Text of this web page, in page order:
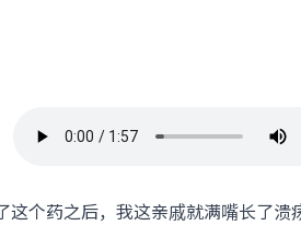
这个药之后，我这亲戚就满嘴长了